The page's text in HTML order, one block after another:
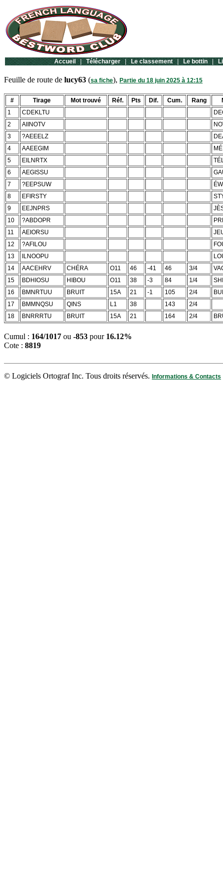
Accueil | Télécharger | Le classement | Le bottin |
Feuille de route de lucy63 (sa fiche), Partie du 18 juin 2025 à 12:15
# Tirage Mot trouvé Réf. Pts Dif. Cum. Rang
1
CDEKLTU
2
AIINOTV
3
?AEEELZ
4
AAEEGIM
5
EILNRTX
6
AEGISSU
7
?EEPSUW
8
EFIRSTY
9
EEJNPRS
10
?ABDOPR
11
AEIORSU
12
?AFILOU
13
ILNOOPU
14
AACEHRV CHÉRA O11 46 -41 46 3/4
15
BDHIOSU HIBOU O11 38 -3 84 1/4
16
BMNRTUU BRUIT 15A 21 -1 105 2/4
17
BMMNQSU QINS L1 38 143
2/4
18
BNRRRTU BRUIT 15A 21 164 2/4
Cumul : 164/1017 ou -853 pour 16.12%
Cote : 8819
© Logiciels Ortograf Inc. Tous droits réservés. Informations & Contacts